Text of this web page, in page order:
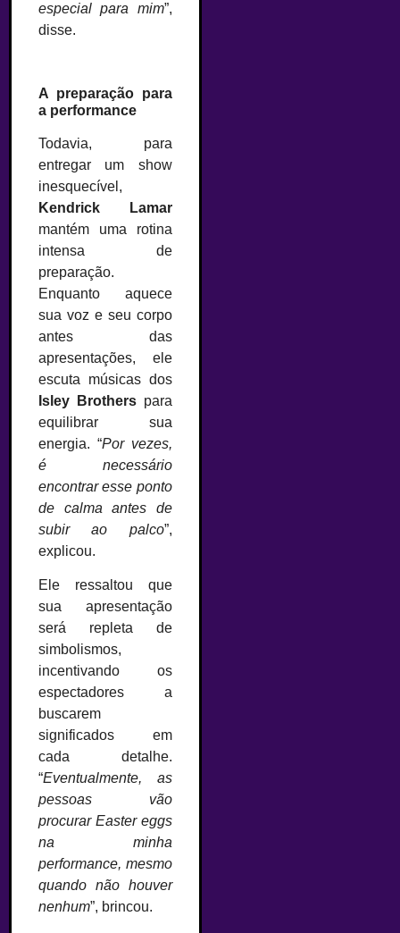
especial para mim”,
disse.
A preparação para
a performance
Todavia, para
entregar um show
inesquecível,
Kendrick Lamar
mantém uma rotina
intensa de
preparação.
Enquanto aquece
sua voz e seu corpo
antes das
apresentações, ele
escuta músicas dos
Isley Brotherspara
equilibrar sua
energia. “Por vezes,
é necessário
encontrar esse ponto
de calma antes de
subir ao palco”,
explicou.
Ele ressaltou que
sua apresentação
será repleta de
simbolismos,
incentivando os
espectadores a
buscarem
significados em
cada detalhe.
“Eventualmente, as
pessoas vão
procurar Easter eggs
na minha
performance, mesmo
quando não houver
nenhum”, brincou.